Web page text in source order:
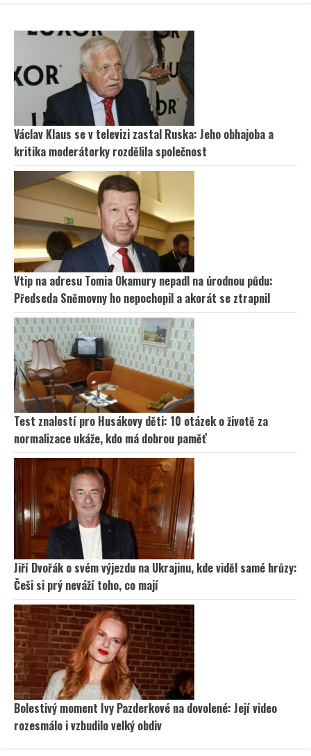
Václav Klaus se v televizi zastal Ruska: Jeho obhajoba a
kritika moderátorky rozdělila společnost
Vtip na adresu Tomia Okamury nepadl na úrodnou půdu:
Předseda Sněmovny ho nepochopil a akorát se ztrapnil
Test znalostí pro Husákovy děti: 10 otázek o životě za
normalizace ukáže, kdo má dobrou paměť
Jiří Dvořák o svém výjezdu na Ukrajinu, kde viděl samé hrůzy:
Češi si prý neváží toho, co mají
Bolestivý moment Ivy Pazderkové na dovolené: Její video
rozesmálo i vzbudilo velký obdiv